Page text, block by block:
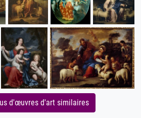
d'œuvres d'art similaires